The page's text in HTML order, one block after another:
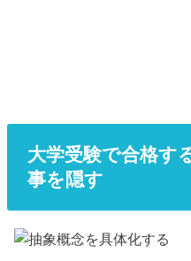
大学受験で合格す
事を隠す